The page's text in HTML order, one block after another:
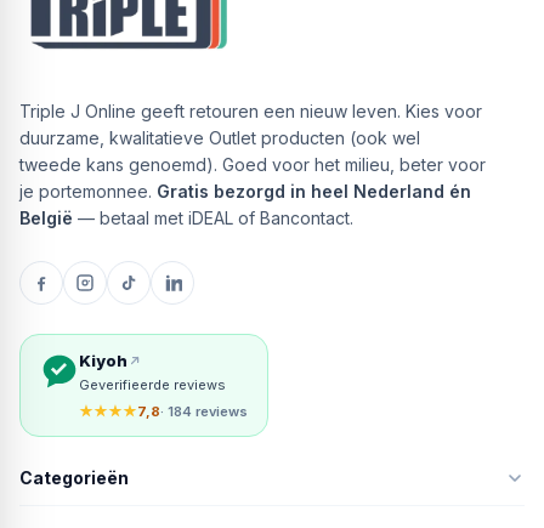
Triple J Online geeft retouren een nieuw leven. Kies voor
duurzame, kwalitatieve Outlet producten (ook wel
tweede kans genoemd). Goed voor het milieu, beter voor
je portemonnee. Gratis bezorgd in heel Nederland én
België — betaal met iDEAL of Bancontact.
Kiyoh
Geverifieerde reviews
★★★★7,8· 184 reviews
Categorieën